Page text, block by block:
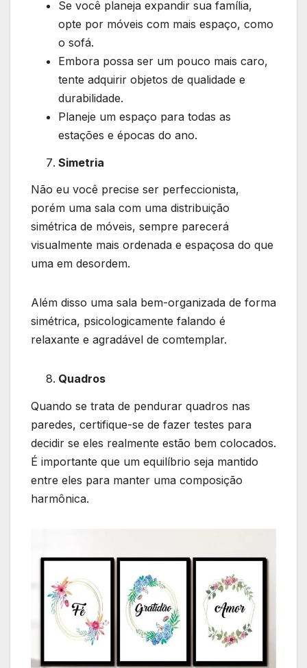
Se você planeja expandir sua família,
opte por móveis com mais espaço, como
o sofá.
Embora possa ser um pouco mais caro,
tente adquirir objetos de qualidade e
durabilidade.
Planeje um espaço para todas as
estações e épocas do ano.
Simetria
Não eu você precise ser perfeccionista,
porém uma sala com uma distribuição
simétrica de móveis, sempre parecerá
visualmente mais ordenada e espaçosa do que
uma em desordem.
Além disso uma sala bem-organizada de forma
simétrica, psicologicamente falando é
relaxante e agradável de comtemplar.
Quadros
Quando se trata de pendurar quadros nas
paredes, certifique-se de fazer testes para
decidir se eles realmente estão bem colocados.
É importante que um equilíbrio seja mantido
entre eles para manter uma composição
harmônica.